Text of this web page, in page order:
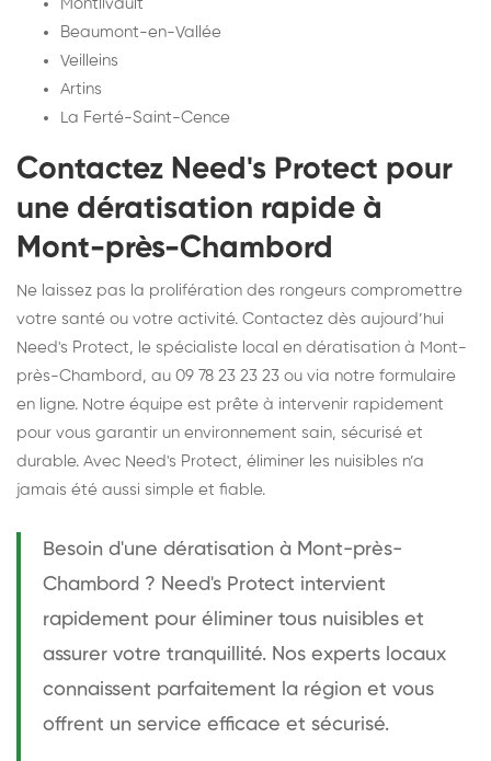
Montlivault
Beaumont-en-Vallée
Veilleins
Artins
La Ferté-Saint-Cence
Contactez Need's Protect pour
une dératisation rapide à
Mont-près-Chambord
Ne laissez pas la prolifération des rongeurs compromettre
votre santé ou votre activité. Contactez dès aujourd’hui
Need's Protect, le spécialiste local en dératisation à Mont-
près-Chambord, au 09 78 23 23 23 ou via notre formulaire
en ligne. Notre équipe est prête à intervenir rapidement
pour vous garantir un environnement sain, sécurisé et
durable. Avec Need's Protect, éliminer les nuisibles n’a
jamais été aussi simple et fiable.
Besoin d'une dératisation à Mont-près-
Chambord ? Need's Protect intervient
rapidement pour éliminer tous nuisibles et
assurer votre tranquillité. Nos experts locaux
connaissent parfaitement la région et vous
offrent un service efficace et sécurisé.